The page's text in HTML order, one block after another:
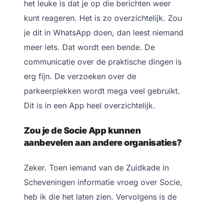
het leuke is dat je op die berichten weer
kunt reageren. Het is zo overzichtelijk. Zou
je dit in WhatsApp doen, dan leest niemand
meer iets. Dat wordt een bende. De
communicatie over de praktische dingen is
erg fijn. De verzoeken over de
parkeerplekken wordt mega veel gebruikt.
Dit is in een App heel overzichtelijk.
Zou je de Socie App kunnen
aanbevelen aan andere organisaties?
Zeker. Toen iemand van de Zuidkade in
Scheveningen informatie vroeg over Socie,
heb ik die het laten zien. Vervolgens is de